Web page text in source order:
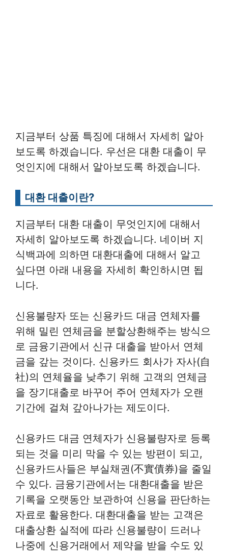
지금부터 상품 특징에 대해서 자세히 알아
보도록 하겠습니다. 우선은 대환 대출이 무
엇인지에 대해서 알아보도록 하겠습니다.
대환 대출이란?
지금부터 대환 대출이 무엇인지에 대해서
자세히 알아보도록 하겠습니다. 네이버 지
식백과에 의하면 대환대출에 대해서 알고
싶다면 아래 내용을 자세히 확인하시면 됩
니다.
신용불량자 또는 신용카드 대금 연체자를
위해 밀린 연체금을 분할상환해주는 방식으
로 금융기관에서 신규 대출을 받아서 연체
금을 갚는 것이다. 신용카드 회사가 자사(自
社)의 연체율을 낮추기 위해 고객의 연체금
을 장기대출로 바꾸어 주어 연체자가 오랜
기간에 걸쳐 갚아나가는 제도이다.
신용카드 대금 연체자가 신용불량자로 등록
되는 것을 미리 막을 수 있는 방편이 되고,
신용카드사들은 부실채권(不實債券)을 줄일
수 있다. 금융기관에서는 대환대출을 받은
기록을 오랫동안 보관하여 신용을 판단하는
자료로 활용한다. 대환대출을 받는 고객은
대출상환 실적에 따라 신용불량이 드러나
나중에 신용거래에서 제약을 받을 수도 있